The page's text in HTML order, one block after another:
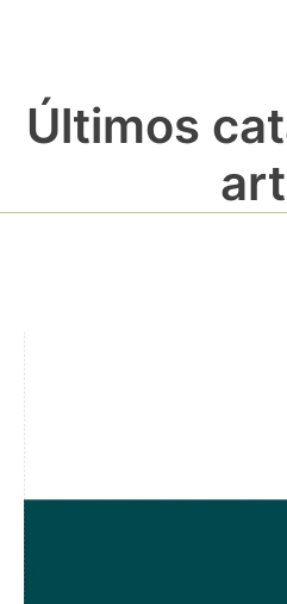
Últimos